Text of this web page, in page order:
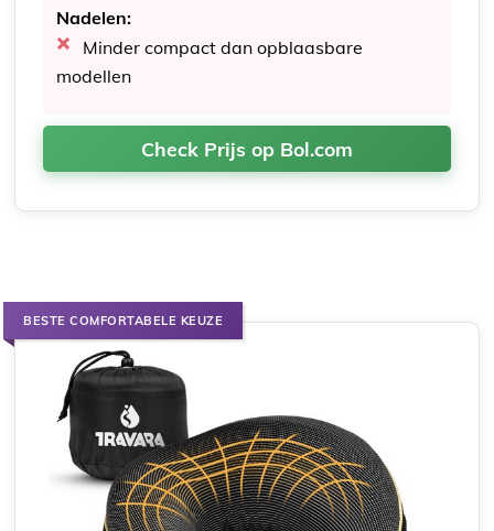
Nadelen:
Minder compact dan opblaasbare
modellen
Check Prijs op Bol.com
BESTE COMFORTABELE KEUZE